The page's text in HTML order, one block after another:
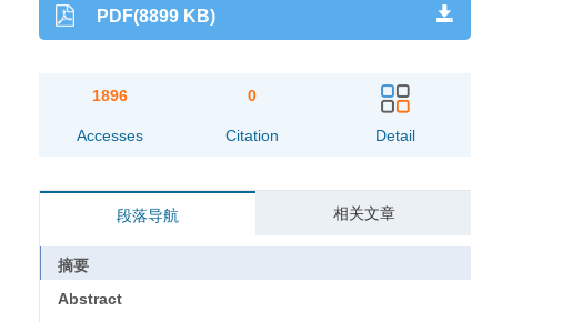
PDF(8899 KB)
1896
Accesses
0
Citation Detail
段落导航 相关文章
摘要
Abstract